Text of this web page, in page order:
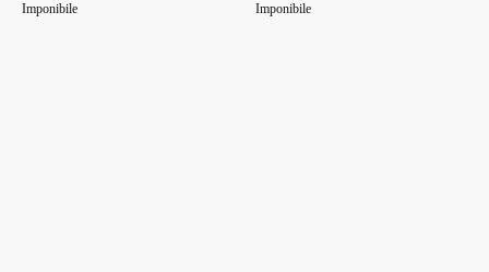
Imponibile
Imponibile